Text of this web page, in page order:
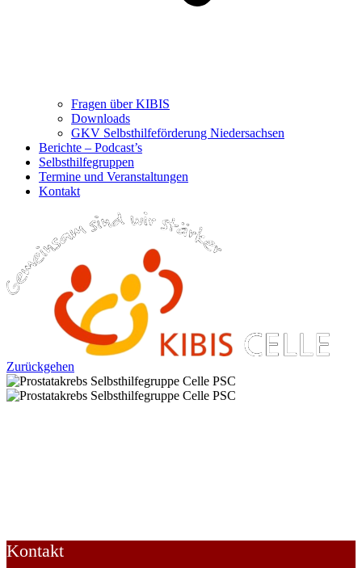
Fragen über KIBIS
Downloads
GKV Selbsthilfeförderung Niedersachsen
Berichte – Podcast’s
Selbsthilfegruppen
Termine und Veranstaltungen
Kontakt
Zurückgehen
Kontakt